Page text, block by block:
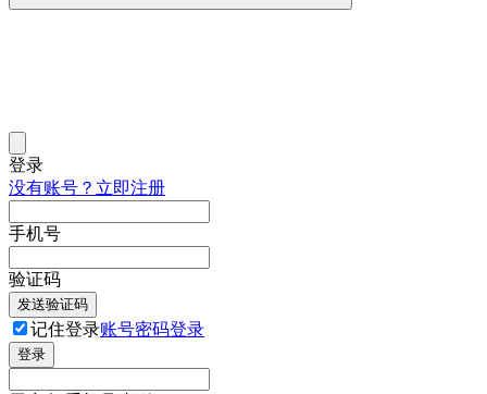
登录
没有账号？立即注册
手机号
验证码
发送验证码
记住登录账号密码登录
登录